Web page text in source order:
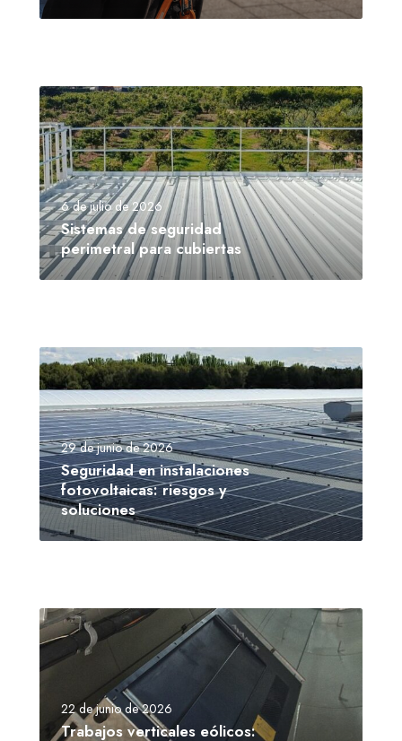
6 de julio de 2026
Sistemas de seguridad
perimetral para cubiertas
29 de junio de 2026
Seguridad en instalaciones
fotovoltaicas: riesgos y
soluciones
22 de junio de 2026
Trabajos verticales eólicos: